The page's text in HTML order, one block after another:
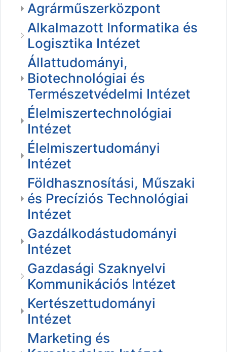
Agrárműszerközpont
Alkalmazott Informatika és
Logisztika Intézet
Állattudományi,
Biotechnológiai és
Természetvédelmi Intézet
Élelmiszertechnológiai
Intézet
Élelmiszertudományi
Intézet
Földhasznosítási, Műszaki
és Precíziós Technológiai
Intézet
Gazdálkodástudományi
Intézet
Gazdasági Szaknyelvi
Kommunikációs Intézet
Kertészettudományi
Intézet
Marketing és